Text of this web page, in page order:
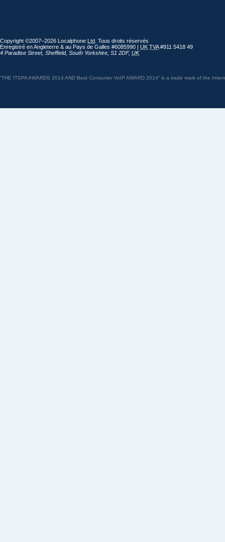
Copyright ©2007–2026 Localphone Ltd . Tous droits réservés
Enregistré en Angleterre & au Pays de Galles #6085990 | UK TVA#911 5418 49
4 Paradise Street, Sheffield, South Yorkshire S1 2DF, UK
“THE ITSPA AWARDS 2014 AND Best Consumer VoIP AWARD 2014” is a trade mark of the